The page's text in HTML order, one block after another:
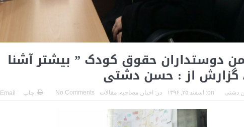
دوستداران حقوق کودک ” بیشتر آشنا
گزارش از : حسن دشتی
دشتی on: اسفند ۲۵, ۱۳۹۶ در: اخبار مصاحبه مقالات No Comments چاپ Email